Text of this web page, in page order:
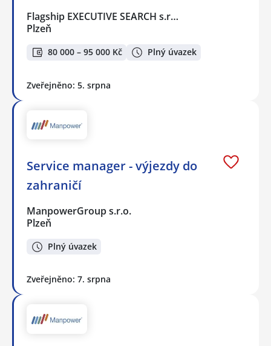
Flagship EXECUTIVE SEARCH s.r…
Plzeň
80 000 – 95 000 Kč Plný úvazek
Zveřejněno: 5. srpna
Service manager - výjezdy do
zahraničí
ManpowerGroup s.r.o.
Plzeň
Plný úvazek
Zveřejněno: 7. srpna